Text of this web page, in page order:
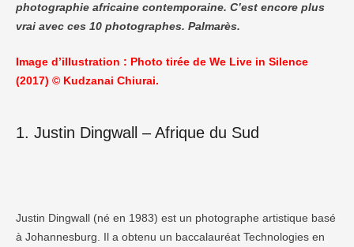
photographie africaine contemporaine. C’est encore plus
vrai avec ces 10 photographes. Palmarès.
Image d’illustration : Photo tirée de We Live in Silence
(2017) © Kudzanai Chiurai.
1. Justin Dingwall – Afrique du Sud
Justin Dingwall (né en 1983) est un photographe artistique basé
à Johannesburg. Il a obtenu un baccalauréat Technologies en